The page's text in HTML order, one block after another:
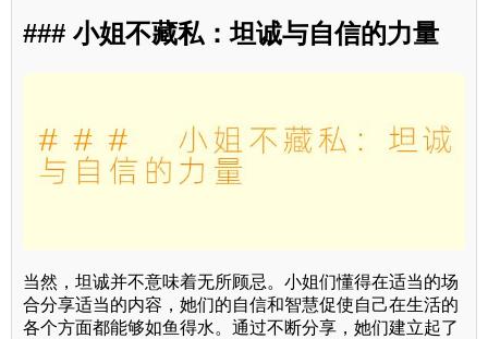
### 小姐不藏私：坦诚与自信的力量
当然，坦诚并不意味着无所顾忌。小姐们懂得在适当的场
合分享适当的内容，她们的自信和智慧促使自己在生活的
各个方面都能够如鱼得水。通过不断分享，她们建立起了